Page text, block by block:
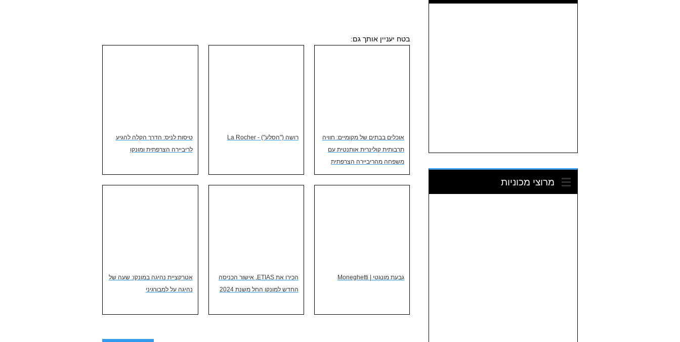
בטח יעניין אותך גם:
אוכלים בבתים של מקומיים: חוויה
תרבותית קולינרית אותנטית עם
משפחה מהריביירה הצרפתית
רושה ("הסלע") - La Rocher
טיסות לניס: הדרך הקלה להגיע
לריביירה הצרפתית ומונקו
גבעת מונגטי | Moneghetti
הכירו את ETIAS, אישור הכניסה
החדש למונקו החל משנת 2024
אטרקציית נהיגה במונקו: שעה של
נהיגה על למבורגיני
מרוצי מכוניות